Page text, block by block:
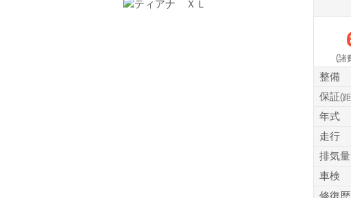
(諸
整備
保証(
年式
走行
排気量
車検